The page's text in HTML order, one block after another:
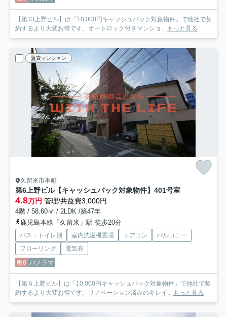
【第33上野ビル】は「10,000円キャッシュバック対象物件」で他社で契
約するより大変お得です。オートロック付きマンショ... もっと見る
賃貸マンション
久留米市本町
第6上野ビル【キャッシュバック対象物件】 401号室
4.8万円 管理/共益費3,000円
4階 / 58.60㎡ / 2LDK /築47年
鹿児島本線「久留米」駅 徒歩20分
バス・トイレ別 室内洗濯機置場 エアコン
バルコニー
フローリング
電気有
敷0 パノラマ
【第６上野ビル】は「10,000円キャッシュバック対象物件」で他社で契
約するより大変お得です。リノベーション済みのキレイ... もっと見る